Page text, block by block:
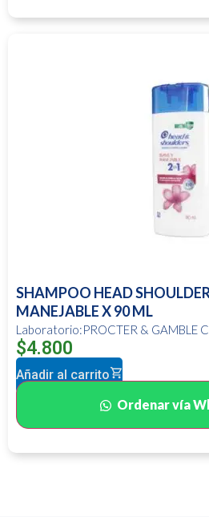
SHAMPOO HEAD
MANEJABLE X 90 ML
Laboratorio:PROCTER & GAMBLE
$4.800
Añadir al carrito
Ordenar vía